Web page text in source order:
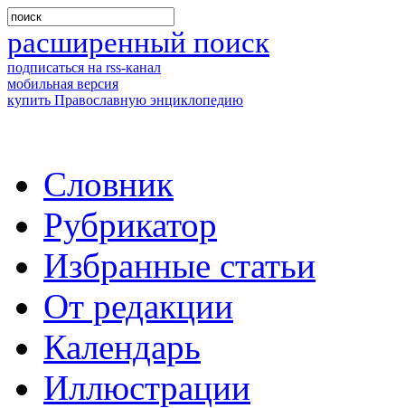
расширенный поиск
подписаться на rss-канал
мобильная версия
купить Православную энциклопедию
Словник
Рубрикатор
Избранные статьи
От редакции
Календарь
Иллюстрации